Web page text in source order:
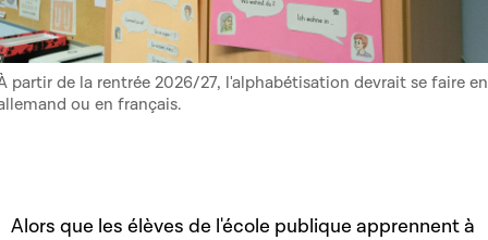
partir de la rentrée 2026/27, l'alphabétisation devrait se faire en
ou en français.
Alors que les élèves de l'école publique apprennent à